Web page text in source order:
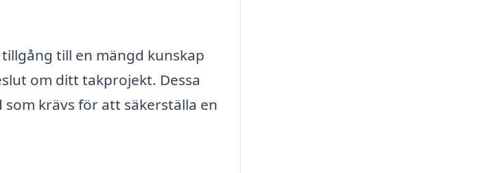
till en mängd kunskap
om ditt takprojekt. Dessa
krävs för att säkerställa en